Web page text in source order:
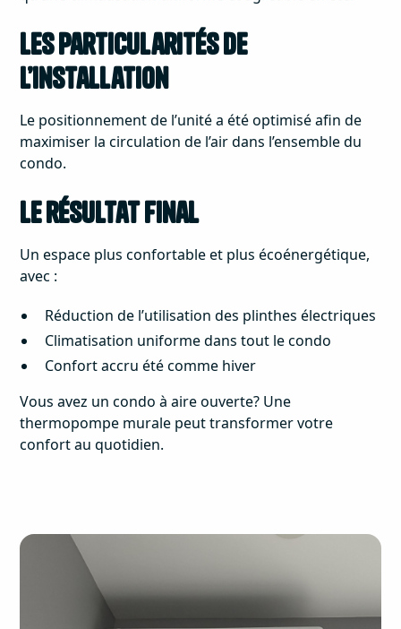
Les particularités de
l’installation
Le positionnement de l’unité a été optimisé afin de
maximiser la circulation de l’air dans l’ensemble du
condo.
Le résultat final
Un espace plus confortable et plus écoénergétique,
avec :
Réduction de l’utilisation des plinthes électriques
Climatisation uniforme dans tout le condo
Confort accru été comme hiver
Vous avez un condo à aire ouverte? Une
thermopompe murale peut transformer votre
confort au quotidien.